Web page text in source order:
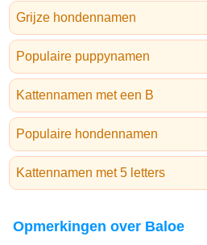
Grijze hondennamen
Populaire puppynamen
Kattennamen met een B
Populaire hondennamen
Kattennamen met 5 letters
Opmerkingen over Baloe